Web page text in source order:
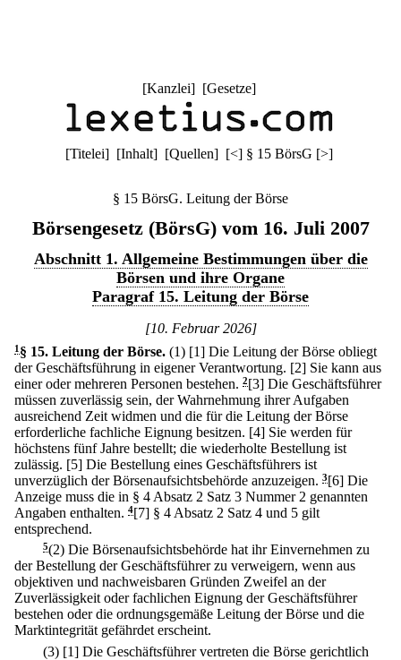
[Kanzlei] [Gesetze]
[Titelei] [Inhalt] [Quellen] [<] § 15 BörsG [>]
§ 15 BörsG. Leitung der Börse
Börsengesetz (BörsG) vom 16. Juli 2007
Abschnitt 1. Allgemeine Bestimmungen über die
Börsen und ihre Organe
Paragraf 15. Leitung der Börse
[10. Februar 2026]
1 § 15. Leitung der Börse. (1) [1] Die Leitung der Börse obliegt
der Geschäftsführung in eigener Verantwortung. [2] Sie kann aus
einer oder mehreren Personen bestehen. 2[3] Die Geschäftsführer
müssen zuverlässig sein, der Wahrnehmung ihrer Aufgaben
ausreichend Zeit widmen und die für die Leitung der Börse
erforderliche fachliche Eignung besitzen. [4] Sie werden für
höchstens fünf Jahre bestellt; die wiederholte Bestellung ist
zulässig. [5] Die Bestellung eines Geschäftsführers ist
unverzüglich der Börsenaufsichtsbehörde anzuzeigen. 3[6] Die
Anzeige muss die in § 4 Absatz 2 Satz 3 Nummer 2 genannten
Angaben enthalten. 4[7] § 4 Absatz 2 Satz 4 und 5 gilt
entsprechend.
5(2) Die Börsenaufsichtsbehörde hat ihr Einvernehmen zu
der Bestellung der Geschäftsführer zu verweigern, wenn aus
objektiven und nachweisbaren Gründen Zweifel an der
Zuverlässigkeit oder fachlichen Eignung der Geschäftsführer
bestehen oder die ordnungsgemäße Leitung der Börse und die
Marktintegrität gefährdet erscheint.
(3) [1] Die Geschäftsführer vertreten die Börse gerichtlich